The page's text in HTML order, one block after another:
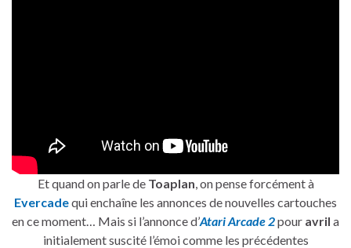
Et quand on parle de Toaplan , on pense forcément à
Evercadequi enchaîne les annonces de nouvelles cartouches
en ce moment… Mais si l’annonce d’Atari Arcade 2pour avril a
initialement suscité l’émoi comme les précédentes